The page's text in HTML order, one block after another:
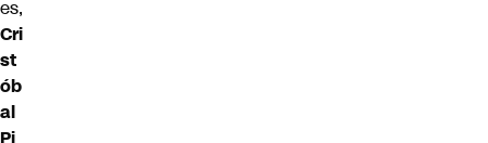
es,
Cri
st
ób
al